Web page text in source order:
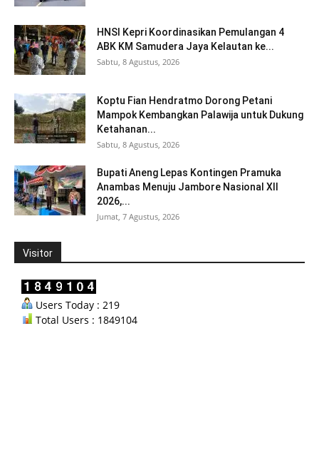
HNSI Kepri Koordinasikan Pemulangan 4
ABK KM Samudera Jaya Kelautan ke...
Sabtu, 8 Agustus, 2026
Koptu Fian Hendratmo Dorong Petani
Mampok Kembangkan Palawija untuk Dukung
Ketahanan...
Sabtu, 8 Agustus, 2026
Bupati Aneng Lepas Kontingen Pramuka
Anambas Menuju Jambore Nasional XII
2026,...
Jumat, 7 Agustus, 2026
Visitor
Users Today : 219
Total Users : 1849104